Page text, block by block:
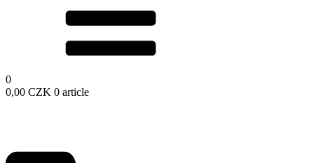
0
0,00 CZK 0 article